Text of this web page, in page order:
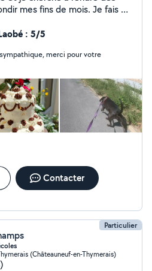
mes fins de mois. Je fais du
des gâteaux pour tous
pas à me contacter pour
ferai un plaisir de vous
: 5/5
merci pour votre
Contacter
Particulier
(Châteauneuf-en-Thymerais)